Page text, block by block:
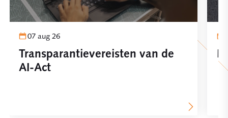
07 aug 26
Transparantievereisten van de
AI-Act